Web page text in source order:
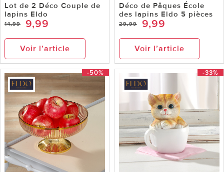
Lot de 2 Déco Couple de
lapins Eldo
14,99 9,99
Voir l’article
Déco de Pâques École
des lapins Eldo 5 pièces
29,99 9,99
Voir l’article
-50% -33%